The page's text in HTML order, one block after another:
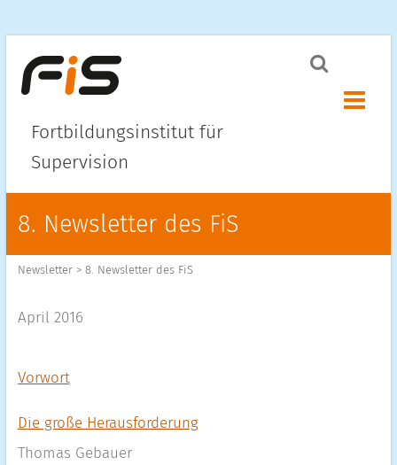
Fortbildungsinstitut für
Supervision
Menü
8. Newsletter des FiS
Newsletter> 8. Newsletter des FiS
April 2016
Vorwort
Die große Herausforderung
Thomas Gebauer